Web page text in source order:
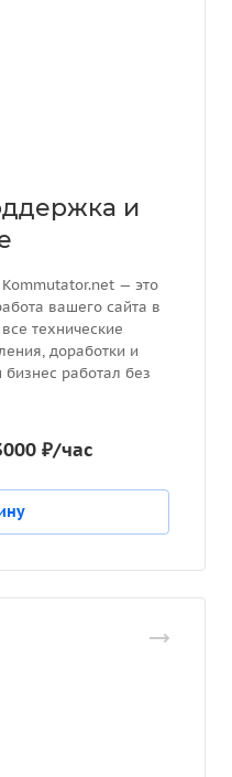
и
— это
вашего сайта в
технические
доработки и
работал без
₽/час